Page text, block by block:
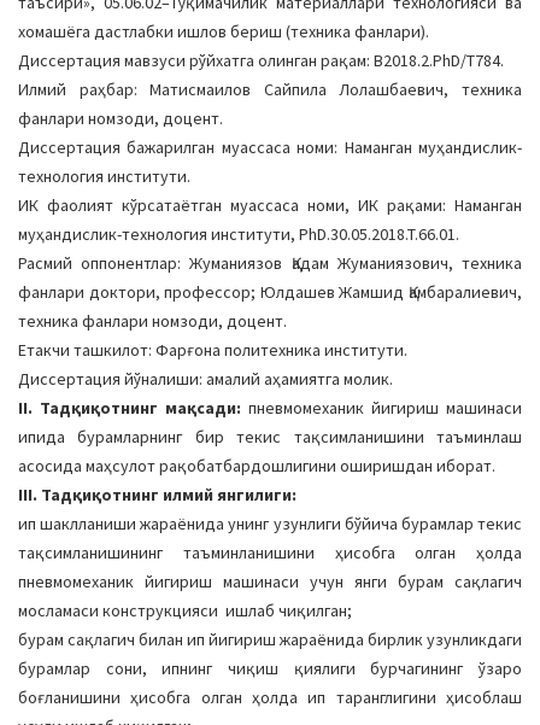
o
n
хомашёга дастлабки ишлов бериш (техника фанлари).
Диссертация мавзуси рўйхатга олинган рақам: B2018.2.PhD/T784.
Илмий раҳбар: Матисмаилов Сайпила Лолашбаевич, техника
фанлари номзоди, доцент.
Диссертация бажарилган муассаса номи: Наманган муҳандислик-
технология институти.
ИК фаолият кўрсатаётган муассаса номи, ИК рақами: Наманган
муҳандислик-технология институти, PhD.30.05.2018.T.66.01.
Расмий оппонентлар: Жуманиязов Қадам Жуманиязович, техника
фанлари доктори, профессор; Юлдашев Жамшид Қамбаралиевич,
техника фанлари номзоди, доцент.
Етакчи ташкилот: Фарғона политехника институти.
Диссертация йўналиши: амалий аҳамиятга молик.
II. Тадқиқотнинг мақсади: пневмомеханик йигириш машинаси
ипида бурамларнинг бир текис тақсимланишини таъминлаш
асосида маҳсулот рақобатбардошлигини оширишдан иборат.
III. Тадқиқотнинг илмий янгилиги:
ип шаклланиши жараёнида унинг узунлиги бўйича бурамлар текис
тақсимланишининг таъминланишини ҳисобга олган ҳолда
пневмомеханик йигириш машинаси учун янги бурам сақлагич
мосламаси конструкцияси ишлаб чиқилган;
бурам сақлагич билан ип йигириш жараёнида бирлик узунликдаги
бурамлар сони, ипнинг чиқиш қиялиги бурчагининг ўзаро
боғланишини ҳисобга олган ҳолда ип таранглигини ҳисоблаш